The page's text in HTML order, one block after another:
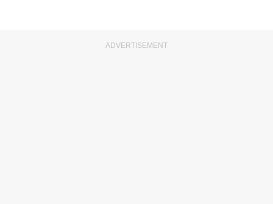
ADVERTISEMENT